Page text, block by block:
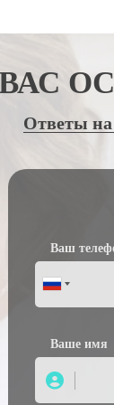
Ответы на
Ваш
Вашe имя